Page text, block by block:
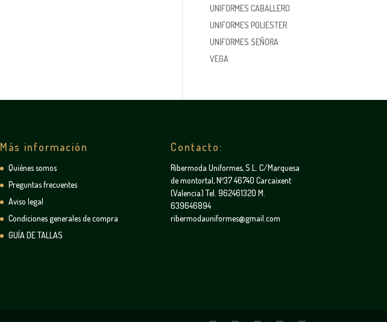
UNIFORMES CABALLERO
UNIFORMES POLIESTER
UNIFORMES SEÑORA
VEGA
Más información
Quiénes somos
Preguntas frecuentes
Aviso legal
Condiciones generales de compra
GUÍA DE TALLAS
Contacto:
Ribermoda Uniformes, S.L. C/Marquesa
de montortal, Nº37 46740 Carcaixent
(Valencia) Tel. 962461320 M.
639646894
ribermodauniformes@gmail.com